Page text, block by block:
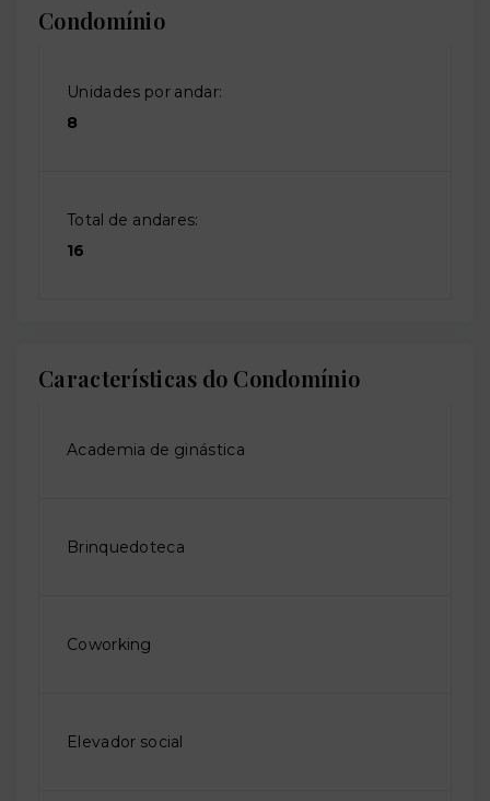
Condomínio
Unidades por andar:
8
Total de andares:
16
Características do Condomínio
Academia de ginástica
Brinquedoteca
Coworking
Elevador social